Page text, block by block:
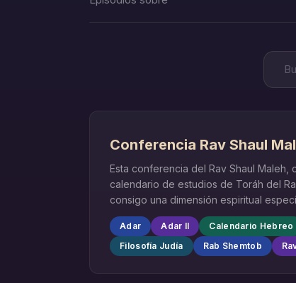
Conferencia Rav Shaul
Esta conferencia del Rav Shaul
calendario de estudios de Toráh del
consigo una dimensión espiritual
Adar Adar II Calendario Hebreo
Filosofía Judía
Rab Shemtob